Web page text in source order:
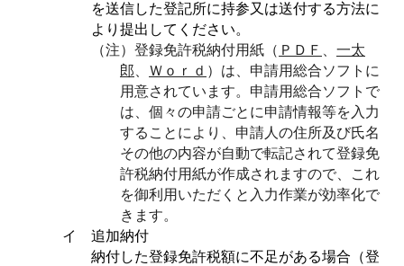
を送信した登記所に持参又は送付する方法に
より提出してください。
（注）登録免許税納付用紙（ ＰＤＦ
一太
郎
Ｗｏｒｄ ）は、申請用総合ソフトに
用意されています。申請用総合ソフトで
は、個々の申請ごとに申請情報等を入力
することにより、申請人の住所及び氏名
その他の内容が自動で転記されて登録免
許税納付用紙が作成されますので、これ
を御利用いただくと入力作業が効率化で
きます。
イ 追加納付
納付した登録免許税額に不足がある場合（登